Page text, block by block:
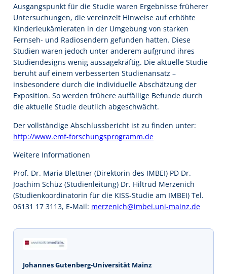
Ausgangspunkt für die Studie waren Ergebnisse früherer
Untersuchungen, die vereinzelt Hinweise auf erhöhte
Kinderleukämieraten in der Umgebung von starken
Fernseh- und Radiosendern gefunden hatten. Diese
Studien waren jedoch unter anderem aufgrund ihres
Studiendesigns wenig aussagekräftig. Die aktuelle Studie
beruht auf einem verbesserten Studienansatz –
insbesondere durch die individuelle Abschätzung der
Exposition. So werden frühere auffällige Befunde durch
die aktuelle Studie deutlich abgeschwächt.
Der vollständige Abschlussbericht ist zu finden unter:
http://www.emf-forschungsprogramm.de
Weitere Informationen
Prof. Dr. Maria Blettner (Direktorin des IMBEI) PD Dr.
Joachim Schüz (Studienleitung) Dr. Hiltrud Merzenich
(Studienkoordinatorin für die KISS-Studie am IMBEI) Tel.
06131 17 3113, E-Mail: merzenich@imbei.uni-mainz.de
Johannes Gutenberg-Universität Mainz